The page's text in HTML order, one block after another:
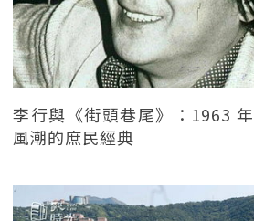
李行與《街頭巷尾》：1963
風潮的庶民經典